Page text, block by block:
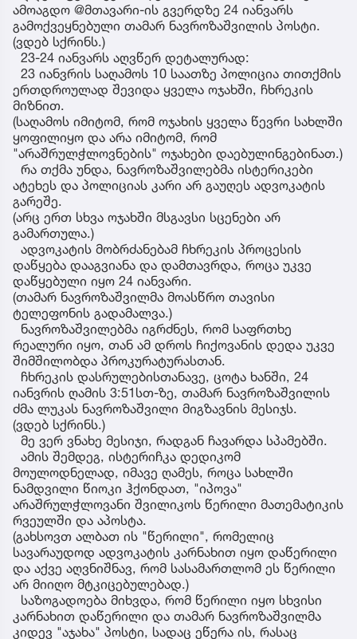
ამოაგდო @მთავარი-ის გვერდზე 24 იანვარს
გამოქვეყნებული თამარ ნავროზაშვილის პოსტი.
(ვდებ სქრინს.)
23-24 იანვარს აღვწერ დეტალურად:
23 იანვრის საღამოს 10 საათზე პოლიცია თითქმის
ერთდროულად შევიდა ყველა ოჯახში, ჩხრეკის
მიზნით.
(საღამოს იმიტომ, რომ ოჯახის ყველა წევრი სახლში
ყოფილიყო და არა იმიტომ, რომ
"არაშრულჭლოვნების" ოჯახები დაებულინგებინათ.)
რა თქმა უნდა, ნავროზაშვილებმა ისტერიკები
ატეხეს და პოლიციას კარი არ გაუღეს ადვოკატის
გარეშე.
(არც ერთ სხვა ოჯახში მსგავსი სცენები არ
გამართულა.)
ადვოკატის მობრძანებამ ჩხრეკის პროცესის
დაწყება დააგვიანა და დამთავრდა, როცა უკვე
დაწყებული იყო 24 იანვარი.
(თამარ ნავროზაშვილმა მოასწრო თავისი
ტელეფონის გადამალვა.)
ნავროზაშვილებმა იგრძნეს, რომ საფრთხე
რეალური იყო, თან ამ დროს ჩიქოვანის დედა უკვე
შიმშილობდა პროკურატურასთან.
ჩხრეკის დასრულებისთანავე, ცოტა ხანში, 24
იანვრის ღამის 3:51სთ-ზე, თამარ ნავროზაშვილის
ძმა ლუკას ნავროზაშვილი მიგზავნის მესიჯს.
(ვდებ სქრინს.)
მე ვერ ვნახე მესიჯი, რადგან ჩავარდა სპამებში.
ამის შემდეგ, ისტერიჩკა დედიკომ
მოულოდნელად, იმავე ღამეს, როცა სახლში
ნამდვილი წიოკი ჰქონდათ, "იპოვა"
არაშრულჭლოვანი შვილიკოს წერილი მათემატიკის
რვეულში და აპოსტა.
(გახსოვთ ალბათ ის "წერილი", რომელიც
სავარაუდოდ ადვოკატის კარნახით იყო დაწერილი
და აქვე აღვნიშნავ, რომ სასამართლომ ეს წერილი
არ მიიღო მტკიცებულებად.)
საზოგადოება მიხვდა, რომ წერილი იყო სხვისი
კარნახით დაწერილი და თამარ ნავროზაშვილმა
კიდევ "აჯახა" პოსტი, სადაც ეწერა ის, რასაც